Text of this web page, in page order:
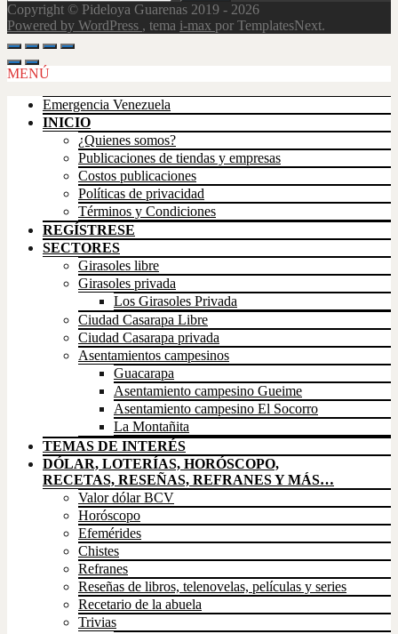
Copyright © Pideloya Guarenas 2019 - 2026
Powered by WordPress , tema i-max por TemplatesNext.
Scroll
Up
MENÚ
Emergencia Venezuela
INICIO
¿Quienes somos?
Publicaciones de tiendas y empresas
Costos publicaciones
Políticas de privacidad
Términos y Condiciones
REGÍSTRESE
SECTORES
Girasoles libre
Girasoles privada
Los Girasoles Privada
Ciudad Casarapa Libre
Ciudad Casarapa privada
Asentamientos campesinos
Guacarapa
Asentamiento campesino Gueime
Asentamiento campesino El Socorro
La Montañita
TEMAS DE INTERÉS
DÓLAR, LOTERÍAS, HORÓSCOPO,
RECETAS, RESEÑAS, REFRANES Y MÁS…
Valor dólar BCV
Horóscopo
Efemérides
Chistes
Refranes
Reseñas de libros, telenovelas, películas y series
Recetario de la abuela
Trivias